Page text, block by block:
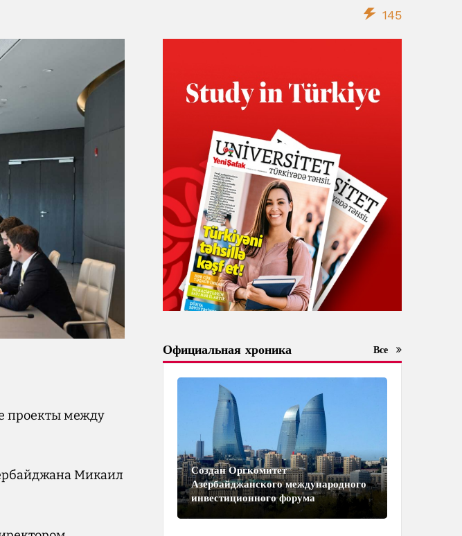
145
проекты между
Микаил
Официальная хроника Все
Создан Оргкомитет
Азербайджанского международного
инвестиционного форума